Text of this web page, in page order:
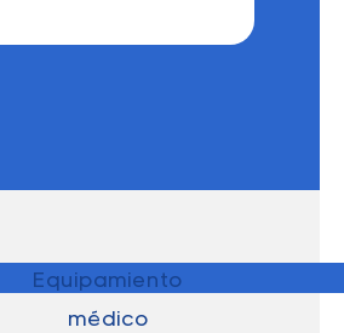
Equipamiento
médico